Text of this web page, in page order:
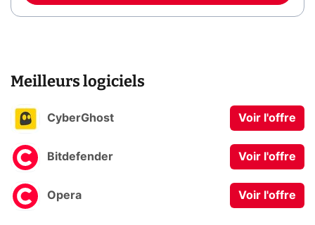
Meilleurs logiciels
CyberGhost Voir l'offre
Bitdefender Voir l'offre
Opera Voir l'offre